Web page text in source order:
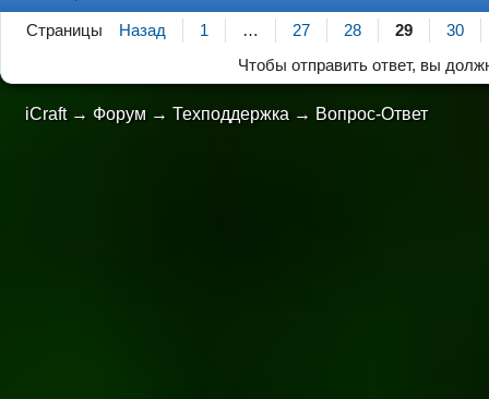
Страницы Назад 1 … 27 28 29
30
Чтобы отправить ответ, вы
iCraft → Форум →Техподдержка → Вопрос-Ответ